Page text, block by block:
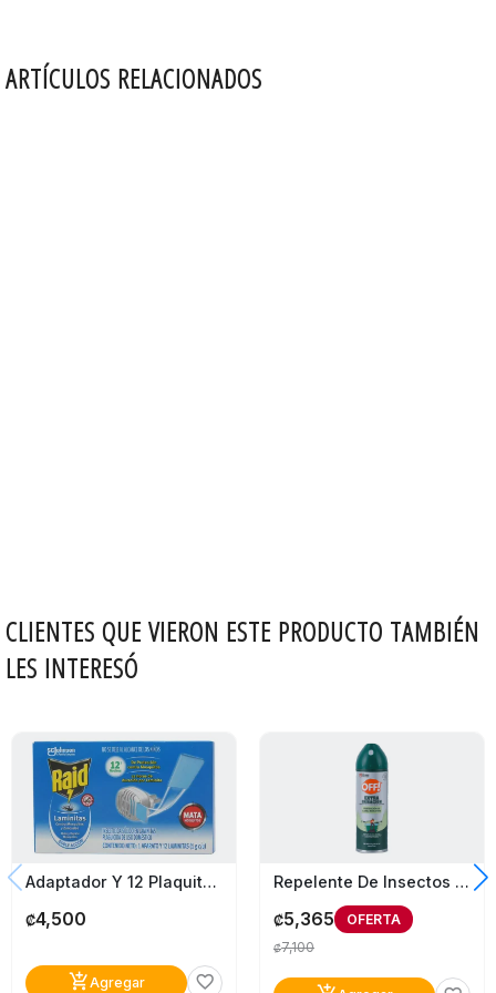
ARTÍCULOS RELACIONADOS
CLIENTES QUE VIERON ESTE PRODUCTO TAMBIÉN
LES INTERESÓ
Adaptador Y 12 Plaquitas Contra Mosquitos Y Zancudos Raid
₡4,500
add_shopping_cartAgregar favorite_border
Repelente De Insectos En Aerosol Off Extra Duración 170G
₡5,365 OFERTA
₡7,100